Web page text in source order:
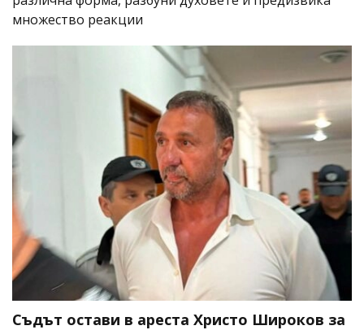
множество реакции
Съдът остави в ареста Христо Широков за